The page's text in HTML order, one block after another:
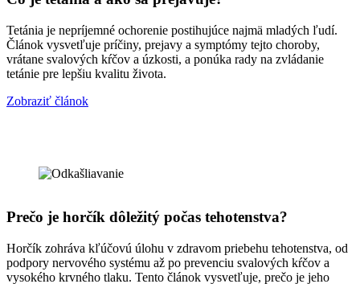
Tetánia je nepríjemné ochorenie postihujúce najmä mladých ľudí.
Článok vysvetľuje príčiny, prejavy a symptómy tejto choroby,
vrátane svalových kŕčov a úzkosti, a ponúka rady na zvládanie
tetánie pre lepšiu kvalitu života.
Zobraziť článok
Prečo je horčík dôležitý počas tehotenstva?
Horčík zohráva kľúčovú úlohu v zdravom priebehu tehotenstva, od
podpory nervového systému až po prevenciu svalových kŕčov a
vysokého krvného tlaku. Tento článok vysvetľuje, prečo je jeho